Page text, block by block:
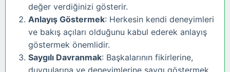
değer verdiğinizi gösterir.
Anlayış Göstermek: Herkesin kendi deneyimleri
ve bakış açıları olduğunu kabul ederek anlayış
göstermek önemlidir.
Saygılı Davranmak: Başkalarının fikirlerine,